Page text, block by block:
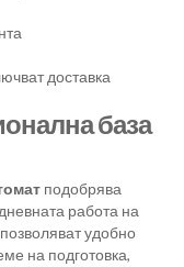
доставка
база
подобрява
работа на
позволяват удобно
на подготовка,